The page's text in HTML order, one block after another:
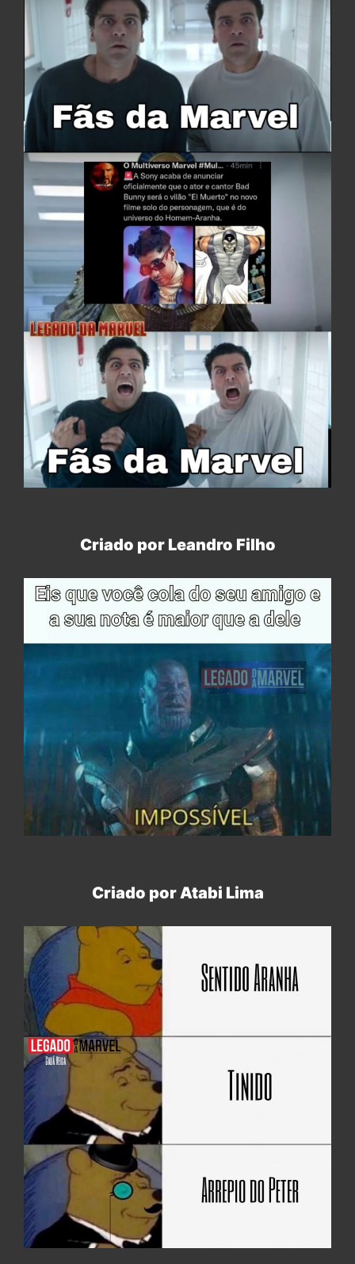
Criado por Leandro Filho
Criado por Atabi Lima